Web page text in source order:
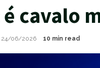
é cavalo
24/06/2026 10 min read